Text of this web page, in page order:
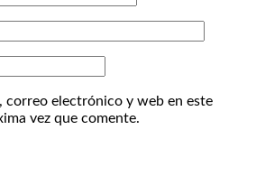
correo electrónico y web en este
vez que comente.